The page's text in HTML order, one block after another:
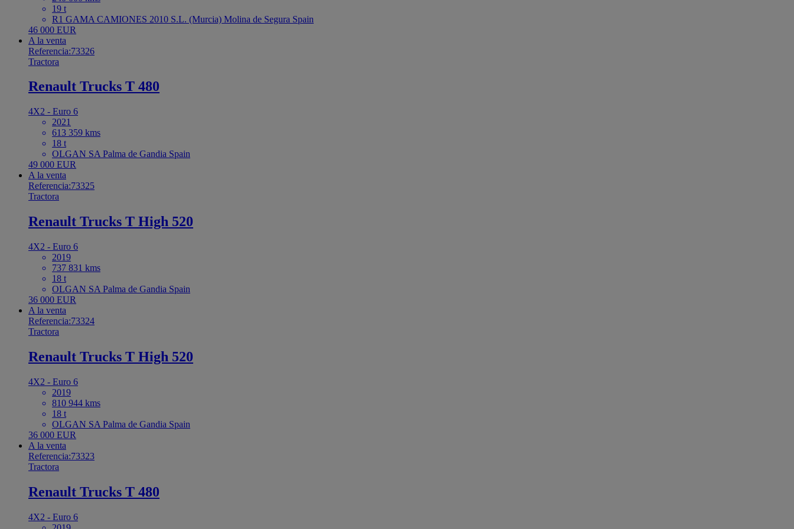
19 t
R1 GAMA CAMIONES 2010 S.L. (Murcia) Molina de Segura Spain
46 000 EUR
A la venta
Referencia:73326
Tractora
Renault Trucks T 480
4X2 - Euro 6
2021
613 359 kms
18 t
OLGAN SA Palma de Gandia Spain
49 000 EUR
A la venta
Referencia:73325
Tractora
Renault Trucks T High 520
4X2 - Euro 6
2019
737 831 kms
18 t
OLGAN SA Palma de Gandia Spain
36 000 EUR
A la venta
Referencia:73324
Tractora
Renault Trucks T High 520
4X2 - Euro 6
2019
810 944 kms
18 t
OLGAN SA Palma de Gandia Spain
36 000 EUR
A la venta
Referencia:73323
Tractora
Renault Trucks T 480
4X2 - Euro 6